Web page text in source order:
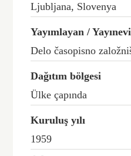
Ljubljana, Slovenya
Yayımlayan / Yayınevi
Delo časopisno
Dağıtım bölgesi
Ülke çapında
Kuruluş yılı
1959